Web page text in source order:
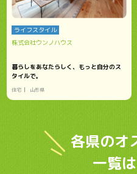
ライフスタイル
株式会社ウンノハウス
暮らしをあなたらしく、もっと自分のス
タイルで。
住宅 山形県
各県のオ
一覧